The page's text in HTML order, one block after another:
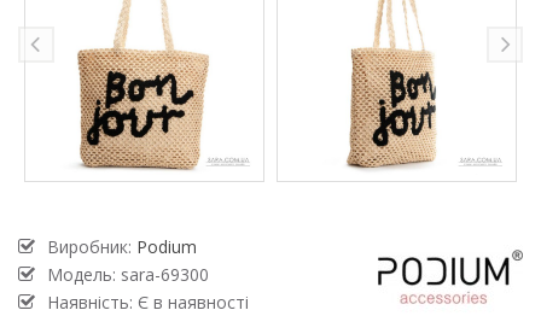
Виробник: Podium
Модель: sara-69300
Наявність: Є в наявності